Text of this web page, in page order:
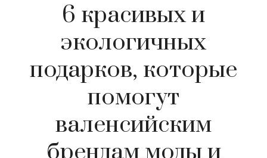
6 красивых и
экологичных
подарков, которые
помогут
валенсийским